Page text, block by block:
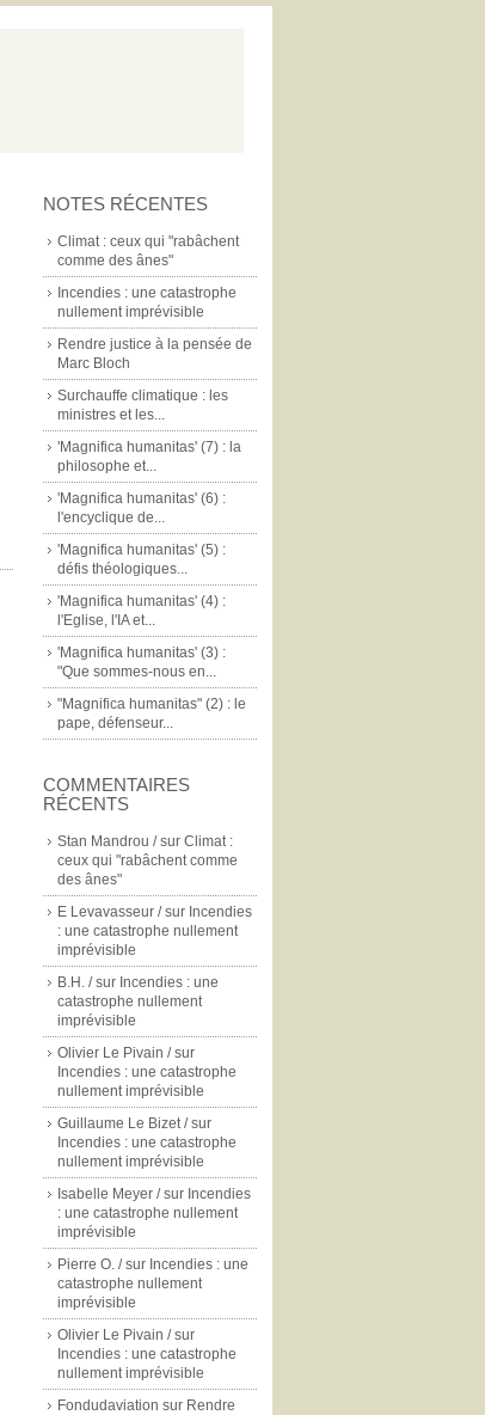
NOTES RÉCENTES
Climat : ceux qui "rabâchent
comme des ânes"
Incendies : une catastrophe
nullement imprévisible
Rendre justice à la pensée de
Marc Bloch
Surchauffe climatique : les
ministres et les...
'Magnifica humanitas' (7) : la
philosophe et...
'Magnifica humanitas' (6) :
l'encyclique de...
'Magnifica humanitas' (5) :
défis théologiques...
'Magnifica humanitas' (4) :
l'Eglise, l'IA et...
'Magnifica humanitas' (3) :
"Que sommes-nous en...
"Magnifica humanitas" (2) : le
pape, défenseur...
COMMENTAIRES
RÉCENTS
Stan Mandrou /sur Climat :
ceux qui "rabâchent comme
des ânes"
E Levavasseur /sur Incendies
: une catastrophe nullement
imprévisible
B.H. /sur Incendies : une
catastrophe nullement
imprévisible
Olivier Le Pivain /sur
Incendies : une catastrophe
nullement imprévisible
Guillaume Le Bizet /sur
Incendies : une catastrophe
nullement imprévisible
Isabelle Meyer /sur Incendies
: une catastrophe nullement
imprévisible
Pierre O. /sur Incendies : une
catastrophe nullement
imprévisible
Olivier Le Pivain /sur
Incendies : une catastrophe
nullement imprévisible
Fondudaviation sur Rendre